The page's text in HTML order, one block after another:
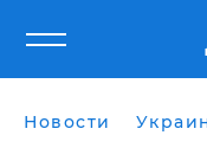
Новости